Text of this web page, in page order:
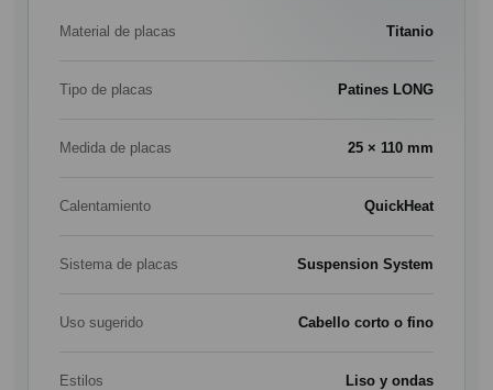
Material de placas Titanio
Tipo de placas Patines LONG
Medida de placas 25 × 110 mm
Calentamiento QuickHeat
Sistema de placas Suspension System
Uso sugerido Cabello corto o fino
Estilos Liso y ondas